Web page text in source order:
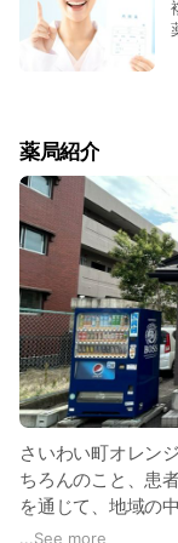
薬局紹介
さいわい町オレン
ちろんのこと、患
を通じて、地域の
...See more